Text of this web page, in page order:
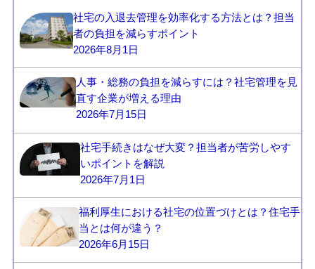
社宅の入退去管理を効率化する方法とは？担当
者の負担を減らすポイント
2026年8月1日
人事・総務の負担を減らすには？社宅管理を見
直す企業が増える理由
2026年7月15日
社宅手続きはなぜ大変？担当者が苦労しやす
いポイントを解説
2026年7月1日
福利厚生における社宅の位置づけとは？住宅手
当とは何が違う？
2026年6月15日